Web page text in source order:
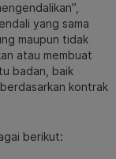
yang sama
maupun tidak
atau membuat
badan, baik
kontrak
berikut: